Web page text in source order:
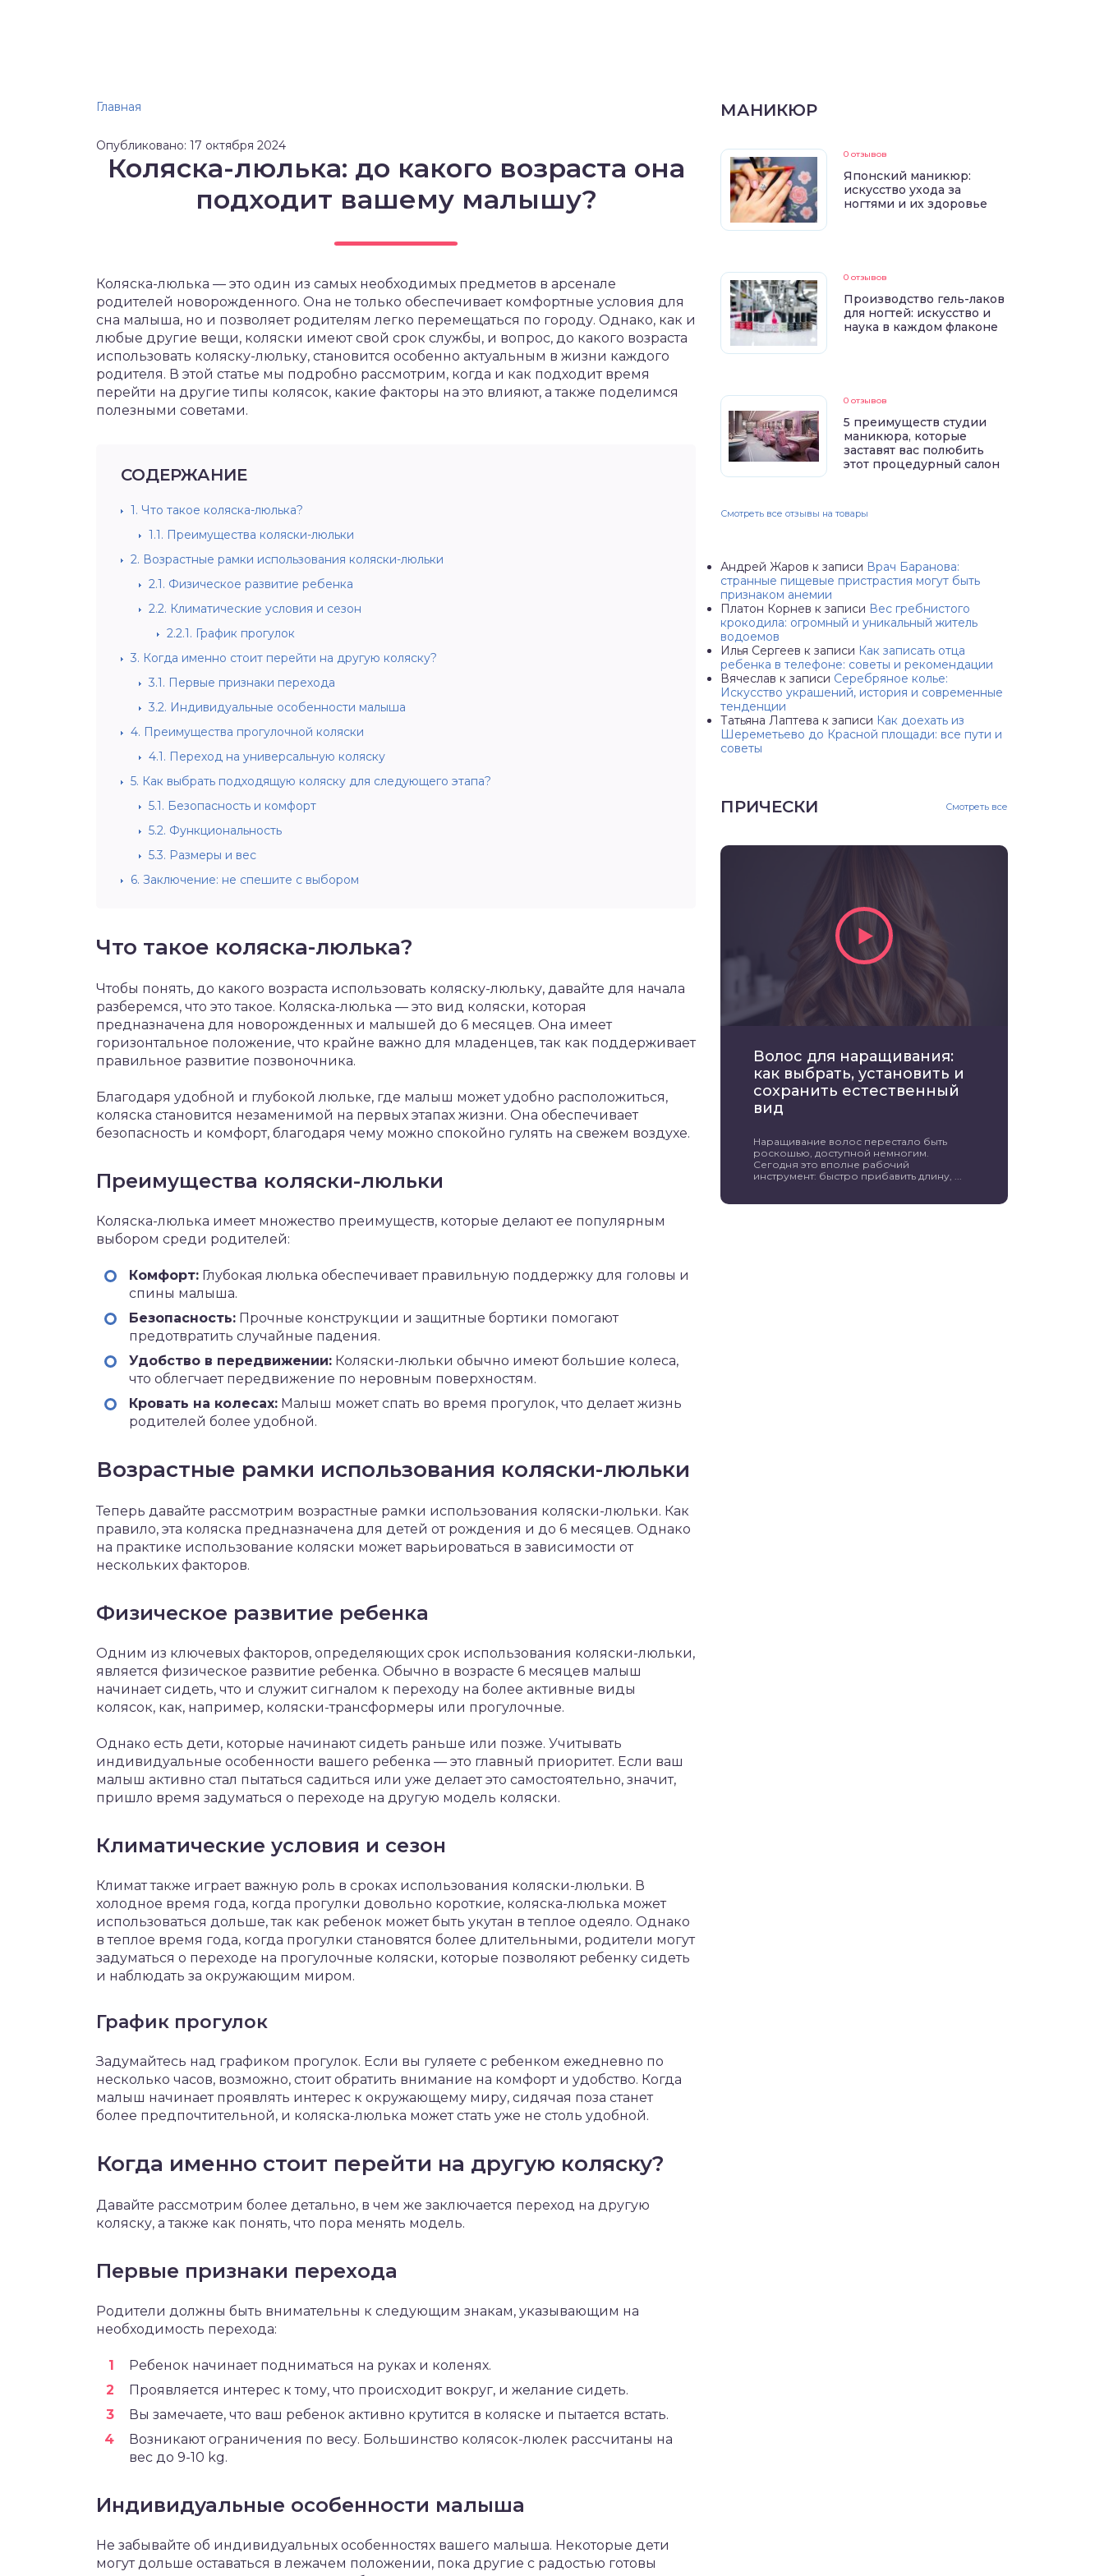
Главная
Опубликовано: 17 октября 2024
Коляска-люлька: до какого возраста она
подходит вашему малышу?
Коляска-люлька — это один из самых необходимых предметов в арсенале
родителей новорожденного. Она не только обеспечивает комфортные условия для
сна малыша, но и позволяет родителям легко перемещаться по городу. Однако, как и
любые другие вещи, коляски имеют свой срок службы, и вопрос, до какого возраста
использовать коляску-люльку, становится особенно актуальным в жизни каждого
родителя. В этой статье мы подробно рассмотрим, когда и как подходит время
перейти на другие типы колясок, какие факторы на это влияют, а также поделимся
полезными советами.
СОДЕРЖАНИЕ
1. Что такое коляска-люлька?
1.1. Преимущества коляски-люльки
2. Возрастные рамки использования коляски-люльки
2.1. Физическое развитие ребенка
2.2. Климатические условия и сезон
2.2.1. График прогулок
3. Когда именно стоит перейти на другую коляску?
3.1. Первые признаки перехода
3.2. Индивидуальные особенности малыша
4. Преимущества прогулочной коляски
4.1. Переход на универсальную коляску
5. Как выбрать подходящую коляску для следующего этапа?
5.1. Безопасность и комфорт
5.2. Функциональность
5.3. Размеры и вес
6. Заключение: не спешите с выбором
Что такое коляска-люлька?
Чтобы понять, до какого возраста использовать коляску-люльку, давайте для начала
разберемся, что это такое. Коляска-люлька — это вид коляски, которая
предназначена для новорожденных и малышей до 6 месяцев. Она имеет
горизонтальное положение, что крайне важно для младенцев, так как поддерживает
правильное развитие позвоночника.
Благодаря удобной и глубокой люльке, где малыш может удобно расположиться,
коляска становится незаменимой на первых этапах жизни. Она обеспечивает
безопасность и комфорт, благодаря чему можно спокойно гулять на свежем воздухе.
Преимущества коляски-люльки
Коляска-люлька имеет множество преимуществ, которые делают ее популярным
выбором среди родителей:
Комфорт: Глубокая люлька обеспечивает правильную поддержку для головы и
спины малыша.
Безопасность: Прочные конструкции и защитные бортики помогают
предотвратить случайные падения.
Удобство в передвижении: Коляски-люльки обычно имеют большие колеса,
что облегчает передвижение по неровным поверхностям.
Кровать на колесах: Малыш может спать во время прогулок, что делает жизнь
родителей более удобной.
Возрастные рамки использования коляски-люльки
Теперь давайте рассмотрим возрастные рамки использования коляски-люльки. Как
правило, эта коляска предназначена для детей от рождения и до 6 месяцев. Однако
на практике использование коляски может варьироваться в зависимости от
нескольких факторов.
Физическое развитие ребенка
Одним из ключевых факторов, определяющих срок использования коляски-люльки,
является физическое развитие ребенка. Обычно в возрасте 6 месяцев малыш
начинает сидеть, что и служит сигналом к переходу на более активные виды
колясок, как, например, коляски-трансформеры или прогулочные.
Однако есть дети, которые начинают сидеть раньше или позже. Учитывать
индивидуальные особенности вашего ребенка — это главный приоритет. Если ваш
малыш активно стал пытаться садиться или уже делает это самостоятельно, значит,
пришло время задуматься о переходе на другую модель коляски.
Климатические условия и сезон
Климат также играет важную роль в сроках использования коляски-люльки. В
холодное время года, когда прогулки довольно короткие, коляска-люлька может
использоваться дольше, так как ребенок может быть укутан в теплое одеяло. Однако
в теплое время года, когда прогулки становятся более длительными, родители могут
задуматься о переходе на прогулочные коляски, которые позволяют ребенку сидеть
и наблюдать за окружающим миром.
График прогулок
Задумайтесь над графиком прогулок. Если вы гуляете с ребенком ежедневно по
несколько часов, возможно, стоит обратить внимание на комфорт и удобство. Когда
малыш начинает проявлять интерес к окружающему миру, сидячая поза станет
более предпочтительной, и коляска-люлька может стать уже не столь удобной.
Когда именно стоит перейти на другую коляску?
Давайте рассмотрим более детально, в чем же заключается переход на другую
коляску, а также как понять, что пора менять модель.
Первые признаки перехода
Родители должны быть внимательны к следующим знакам, указывающим на
необходимость перехода:
Ребенок начинает подниматься на руках и коленях.
Проявляется интерес к тому, что происходит вокруг, и желание сидеть.
Вы замечаете, что ваш ребенок активно крутится в коляске и пытается встать.
Возникают ограничения по весу. Большинство колясок-люлек рассчитаны на
вес до 9-10 kg.
Индивидуальные особенности малыша
Не забывайте об индивидуальных особенностях вашего малыша. Некоторые дети
могут дольше оставаться в лежачем положении, пока другие с радостью готовы
МАНИКЮР
0 отзывов
Японский маникюр:
искусство ухода за
ногтями и их здоровье
0 отзывов
Производство гель-лаков
для ногтей: искусство и
наука в каждом флаконе
0 отзывов
5 преимуществ студии
маникюра, которые
заставят вас полюбить
этот процедурный салон
Смотреть все отзывы на товары
Андрей Жаров к записи Врач Баранова:
странные пищевые пристрастия могут быть
признаком анемии
Платон Корнев к записи Вес гребнистого
крокодила: огромный и уникальный житель
водоемов
Илья Сергеев к записи Как записать отца
ребенка в телефоне: советы и рекомендации
Вячеслав к записи Серебряное колье:
Искусство украшений, история и современные
тенденции
Татьяна Лаптева к записи Как доехать из
Шереметьево до Красной площади: все пути и
советы
ПРИЧЕСКИ Смотреть все
Волос для наращивания:
как выбрать, установить и
сохранить естественный
вид
Наращивание волос перестало быть
роскошью, доступной немногим.
Сегодня это вполне рабочий
инструмент: быстро прибавить длину, ...